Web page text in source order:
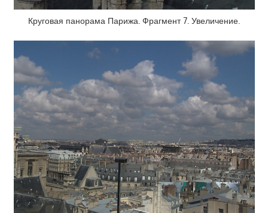
Круговая панорама Парижа. Фрагмент 7. Увеличение.